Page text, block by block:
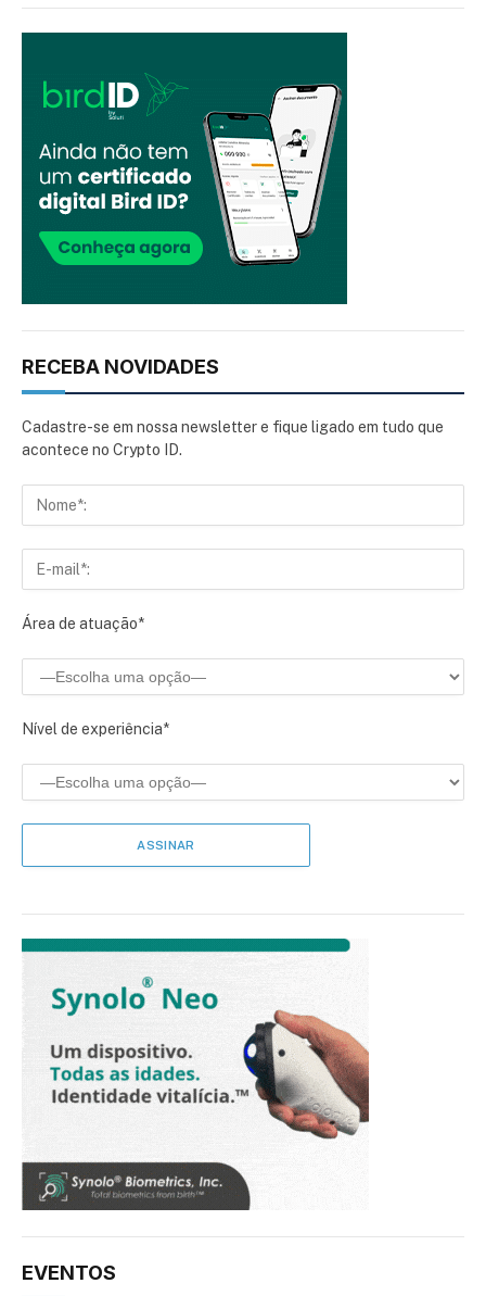
RECEBA NOVIDADES
Cadastre-se em nossa newsletter e fique ligado em tudo que
acontece no Crypto ID.
Área de atuação*
Nível de experiência*
EVENTOS